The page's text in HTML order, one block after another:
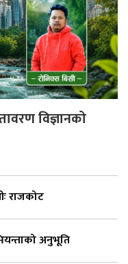
विज्ञानको
राजकोट
अनुभूति